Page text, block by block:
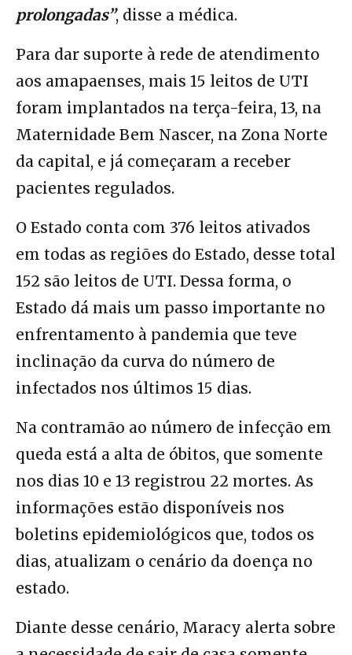
prolongadas”, disse a médica.
Para dar suporte à rede de atendimento
aos amapaenses, mais 15 leitos de UTI
foram implantados na terça-feira, 13, na
Maternidade Bem Nascer, na Zona Norte
da capital, e já começaram a receber
pacientes regulados.
O Estado conta com 376 leitos ativados
em todas as regiões do Estado, desse total
152 são leitos de UTI. Dessa forma, o
Estado dá mais um passo importante no
enfrentamento à pandemia que teve
inclinação da curva do número de
infectados nos últimos 15 dias.
Na contramão ao número de infecção em
queda está a alta de óbitos, que somente
nos dias 10 e 13 registrou 22 mortes. As
informações estão disponíveis nos
boletins epidemiológicos que, todos os
dias, atualizam o cenário da doença no
estado.
Diante desse cenário, Maracy alerta sobre